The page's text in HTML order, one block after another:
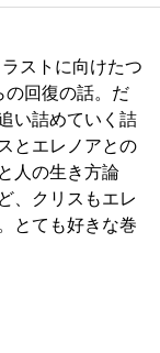
ストに向けたつ
の回復の話。だ
い詰めていく詰
とエレノアとの
人の生き方論
、クリスもエレ
とても好きな巻